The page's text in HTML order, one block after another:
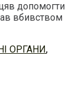
допомогти
вбивством
ОРГАНИ,